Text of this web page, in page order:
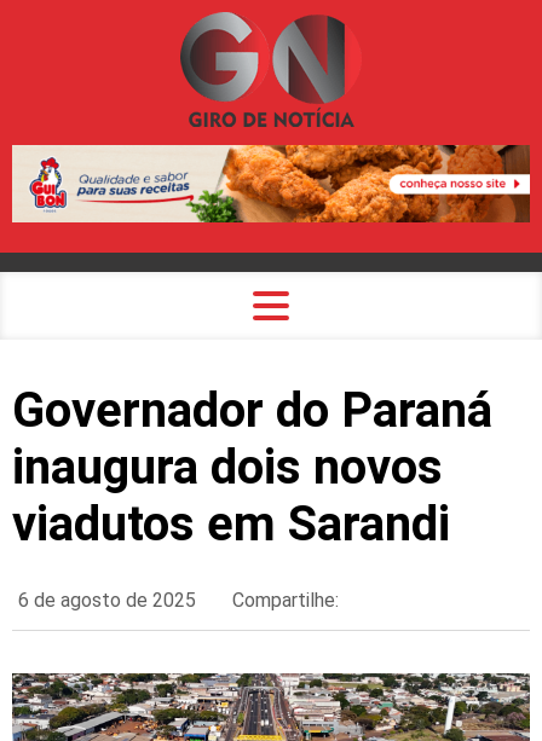
Governador do Paraná
inaugura dois novos
viadutos em Sarandi
6 de agosto de 2025 Compartilhe: